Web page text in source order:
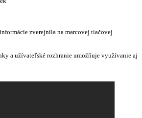
zverejnila na marcovej tlačovej
a užívateľské rozhranie umožňuje využívanie aj